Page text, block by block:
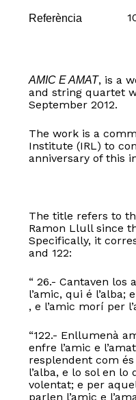
Referència
AMIC E AMAT, is a
and string quartet
September 2012.
The work is a
Institute (IRL) to
anniversary of this
The title refers to
Ramon Llull since
Specifically, it
and 122:
“ 26.- Cantaven los
l’amic, qui é
, e l’amic morí per
“122.- Enllumenà
enfre l’amic e
resplendent com
l’alba, e lo sol en lo
volentat; e per
parlen l’amic e